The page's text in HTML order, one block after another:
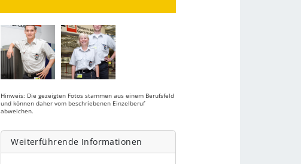
Hinweis: Die gezeigten Fotos stammen aus einem Berufsfeld
und können daher vom beschriebenen Einzelberuf
abweichen.
Weiterführende Informationen